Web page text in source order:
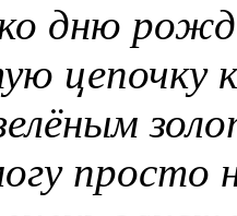
дню
просто